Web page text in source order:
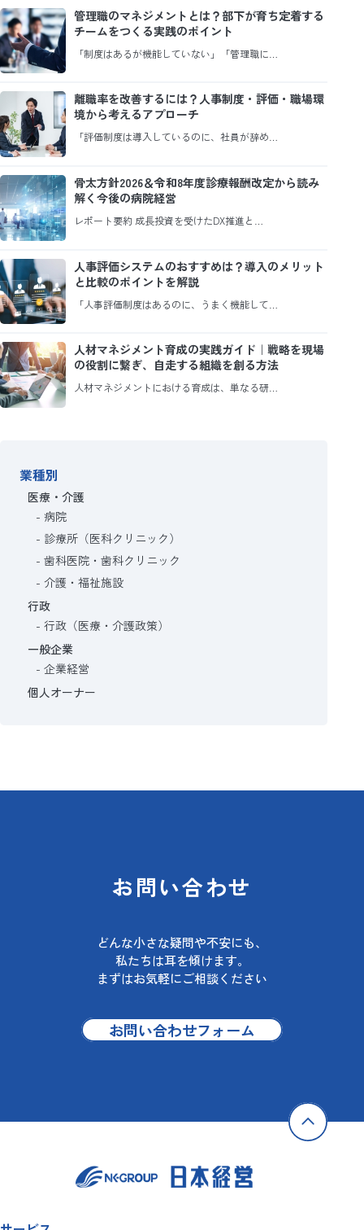
管理職のマネジメントとは？部下が育ち定着する
チームをつくる実践のポイント
「制度はあるが機能していない」「管理職に…
離職率を改善するには？人事制度・評価・職場環
境から考えるアプローチ
「評価制度は導入しているのに、社員が辞め…
骨太方針2026＆令和8年度診療報酬改定から読み
解く今後の病院経営
レポート要約 成長投資を受けたDX推進と…
人事評価システムのおすすめは？導入のメリット
と比較のポイントを解説
「人事評価制度はあるのに、うまく機能して…
人材マネジメント育成の実践ガイド｜戦略を現場
の役割に繋ぎ、自走する組織を創る方法
人材マネジメントにおける育成は、単なる研…
業種別
医療・介護
病院
診療所（医科クリニック）
歯科医院・歯科クリニック
介護・福祉施設
行政
行政（医療・介護政策）
一般企業
企業経営
個人オーナー
お問い合わせ
どんな小さな疑問や不安にも、
私たちは耳を傾けます。
まずはお気軽にご相談ください
お問い合わせフォーム